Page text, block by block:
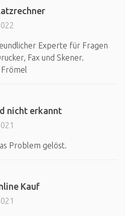
Experte für Fragen
Fax und Skener.
Frömel
nicht erkannt
Problem gelöst.
Kauf